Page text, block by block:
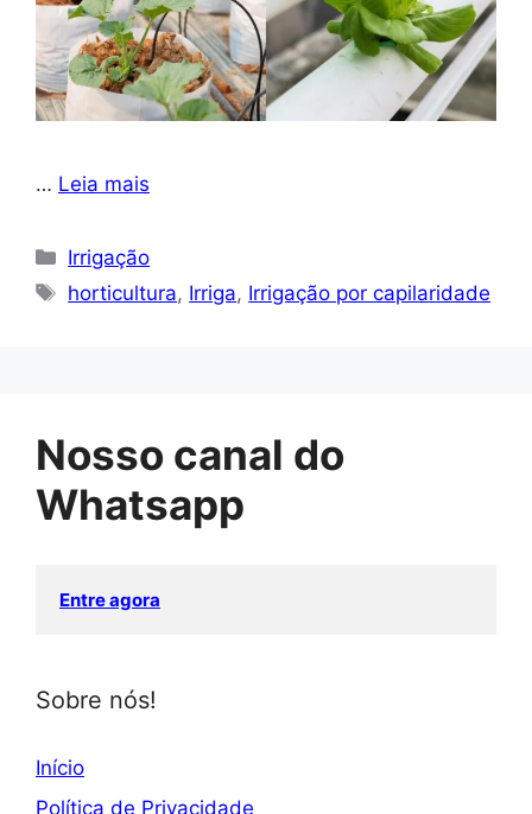
… Leia mais
Categorias
Irrigação
Tags
horticultura, Irriga, Irrigação por capilaridade
Nosso canal do
Whatsapp
Entre agora
Sobre nós!
Início
Política de Privacidade